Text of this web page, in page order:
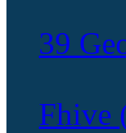
39
Fhive